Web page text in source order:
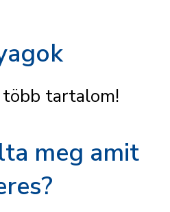
több tartalom!
meg amit